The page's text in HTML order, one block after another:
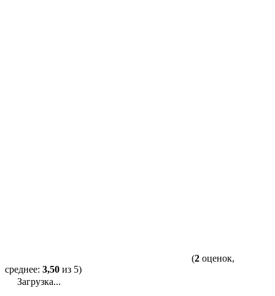
(2 оценок,
среднее: 3,50 из 5)
Загрузка...